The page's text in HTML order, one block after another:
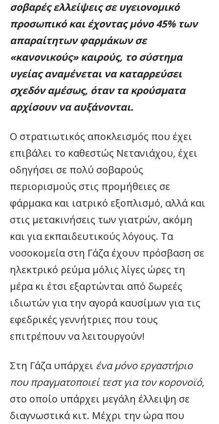
σοβαρές ελλείψεις σε υγειονομικό
προσωπικό και έχοντας μόνο 45% των
απαραίτητων φαρμάκων σε
«κανονικούς» καιρούς, το σύστημα
υγείας αναμένεται να καταρρεύσει
σχεδόν αμέσως, όταν τα κρούσματα
αρχίσουν να αυξάνονται.
Ο στρατιωτικός αποκλεισμός που έχει
επιβάλει το καθεστώς Νετανιάχου, έχει
οδηγήσει σε πολύ σοβαρούς
περιορισμούς στις προμήθειες σε
φάρμακα και ιατρικό εξοπλισμό, αλλά και
στις μετακινήσεις των γιατρών, ακόμη
και για εκπαιδευτικούς λόγους. Τα
νοσοκομεία στη Γάζα έχουν πρόσβαση σε
ηλεκτρικό ρεύμα μόλις λίγες ώρες τη
μέρα κι έτσι εξαρτώνται από δωρεές
ιδιωτών για την αγορά καυσίμων για τις
εφεδρικές γεννήτριες που τους
επιτρέπουν να λειτουργούν!
Στη Γάζα υπάρχει ένα μόνο εργαστήριο
που πραγματοποιεί τεστ για τον κορονοϊό,
στο οποίο υπάρχει μεγάλη έλλειψη σε
διαγνωστικά κιτ. Μέχρι την ώρα που